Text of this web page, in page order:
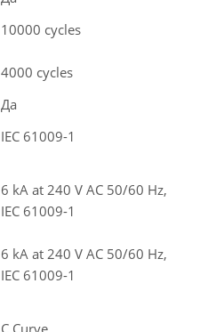
10000 cycles
4000 cycles
Да
IEC 61009-1
6 kA at 240 V AC 50/60 Hz,
IEC 61009-1
6 kA at 240 V AC 50/60 Hz,
IEC 61009-1
C Curve